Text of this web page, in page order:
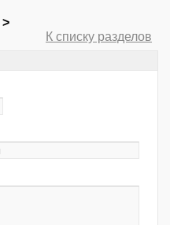
>
К списку разделов